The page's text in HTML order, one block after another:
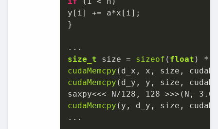
y[i] += a*x[i];
}
size_t size = sizeof ( float
cudaMemcpy
cudaMemcpy (d_y, y, size,
saxpy<<< N/128 , 128 >>>(N, 3.0
cudaMemcpy (y, d_y, size,
...